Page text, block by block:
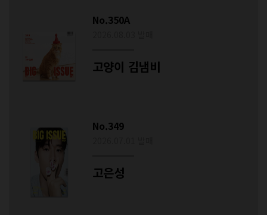
No.350A
고양이 김냄비
No.349
고은성